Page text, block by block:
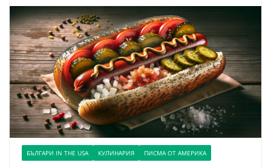
БЪЛГАРИ IN THE USA КУЛИНАРИЯ ПИСМА ОТ АМЕРИКА